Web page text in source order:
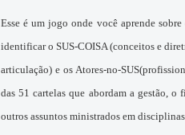
Esse é um jogo onde você aprende
identificar o SUS-COISA (conceitos e
articulação) e os Atores-no-
das 51 cartelas que abordam a gestão, o
outros assuntos ministrados em disciplinas